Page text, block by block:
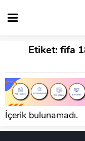
Etiket: fifa
İçerik bulunamadı.